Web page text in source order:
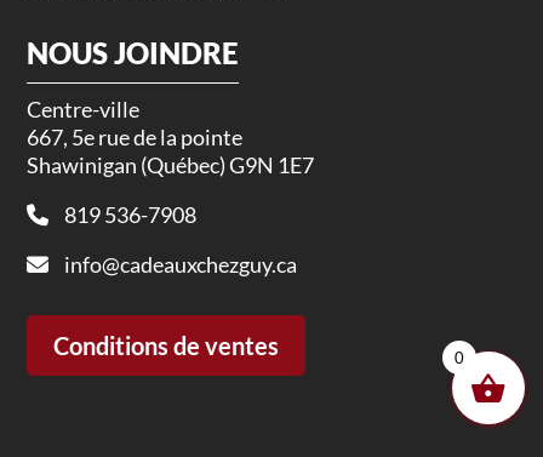
NOUS JOINDRE
Centre-ville
667, 5e rue de la pointe
Shawinigan (Québec) G9N 1E7
819 536-7908
info@cadeauxchezguy.ca
Conditions de ventes 0